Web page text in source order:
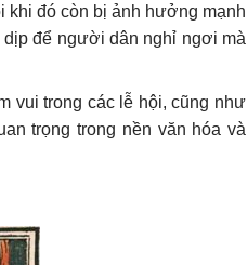
khi đó còn bị ảnh hưởng mạnh
để người dân nghỉ ngơi mà
vui trong các lễ hội, cũng như
trọng trong nền văn hóa và